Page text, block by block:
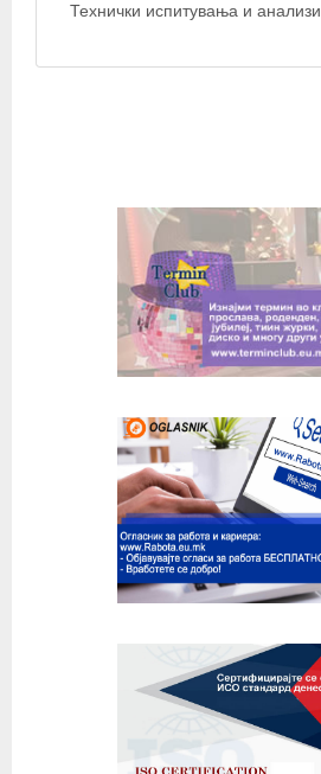
Технички испитувања и анализи